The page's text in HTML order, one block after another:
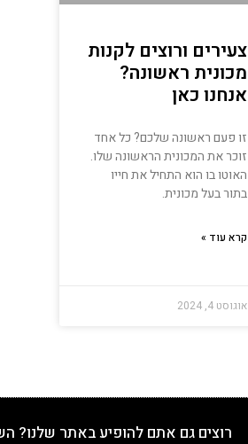
צעירים ורוצים לקנות
מכונית ראשונה?
אנחנו כאן
זו פעם ראשונה שלכם? כל אחד
זוכר את המכונית הראשונה שלו.
האוטו בו הוא התחיל את חייו
בתור בעל מכונית.
קרא עוד »
אוגוסט 4, 2024
רוצים גם אתם להופיע באתר שלנו?